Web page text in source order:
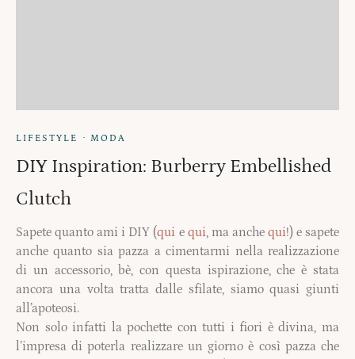
LIFESTYLE · MODA
DIY Inspiration: Burberry Embellished
Clutch
Sapete quanto ami i DIY (qui e qui, ma anche qui!) e sapete
anche quanto sia pazza a cimentarmi nella realizzazione
di un accessorio, bè, con questa ispirazione, che è stata
ancora una volta tratta dalle sfilate, siamo quasi giunti
all’apoteosi.
Non solo infatti la pochette con tutti i fiori è divina, ma
l’impresa di poterla realizzare un giorno è così pazza che